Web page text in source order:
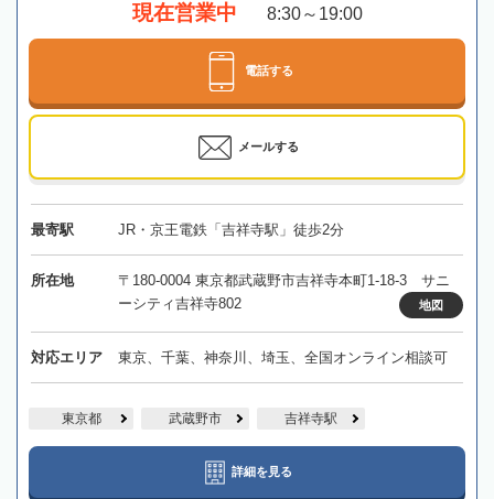
現在営業中 8:30～19:00
電話する
メールする
最寄駅 JR・京王電鉄「吉祥寺駅」徒歩2分
所在地
〒180-0004 東京都武蔵野市吉祥寺本町1-18-3 サニ
ーシティ吉祥寺802
地図
対応エリア 東京、千葉、神奈川、埼玉、全国オンライン相談可
東京都 武蔵野市 吉祥寺駅
詳細を見る